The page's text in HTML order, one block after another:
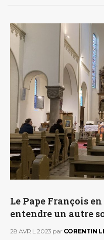
Le Pape François
entendre un autre
28 AVRIL 2023 par CORENTIN